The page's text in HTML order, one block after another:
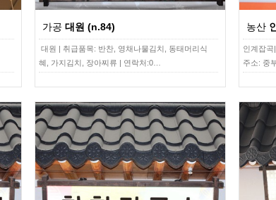
가공 대원 (n.84)
대원 | 취급품목: 반찬, 영채나물김치, 동태머리식
혜, 가지김치, 장아찌류 | 연락처:0…
농산
인계잡
주소: 중